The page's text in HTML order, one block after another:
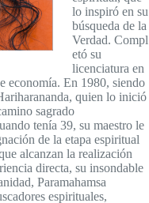
lo inspiró en su
búsqueda de la
Verdad. Compl
etó su
licenciatura en
economía. En 1980, siendo
quien lo inició
sagrado
tenía 39, su maestro le
de la etapa espiritual
alcanzan la realización
directa, su insondable
Paramahamsa
espirituales,